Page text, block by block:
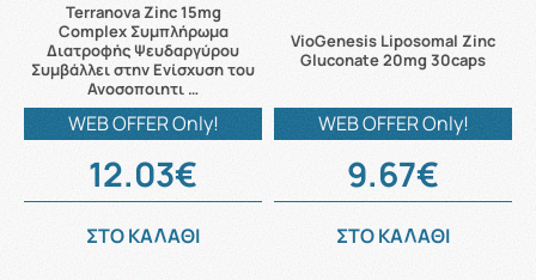
Terranova Zinc 15mg
Complex Συμπλήρωμα
Διατροφής Ψευδαργύρου
Συμβάλλει στην Ενίσχυση του
Ανοσοποιητι …
WEB OFFER Only!
12.03€
ΣΤΟ ΚΑΛΑΘΙ
VioGenesis Liposomal Zinc
Gluconate 20mg 30caps
WEB OFFER Only!
9.67€
ΣΤΟ ΚΑΛΑΘΙ